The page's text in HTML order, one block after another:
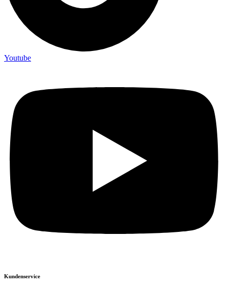
Youtube
Kundenservice